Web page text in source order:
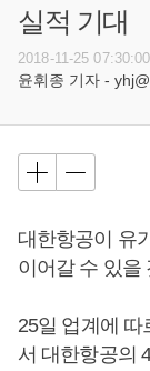
실적 기대
2018-11-25 07:30:00
윤휘종 기자 -
대한항공이 유
이어갈 수 있을
25일 업계에 따
서 대한항공의